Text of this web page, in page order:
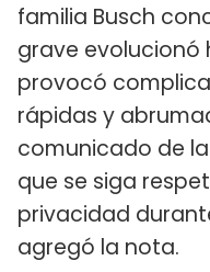
familia Busch
grave evolucionó
provocó
rápidas y
comunicado de
que se siga
privacidad
agregó la nota.